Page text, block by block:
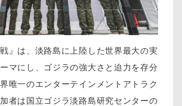
戦』は、淡路島に上陸した世界最大の実
マにし、ゴジラの強大さと迫力を存分
唯一のエンターテインメントアトラク
者は国立ゴジラ淡路島研究センターの